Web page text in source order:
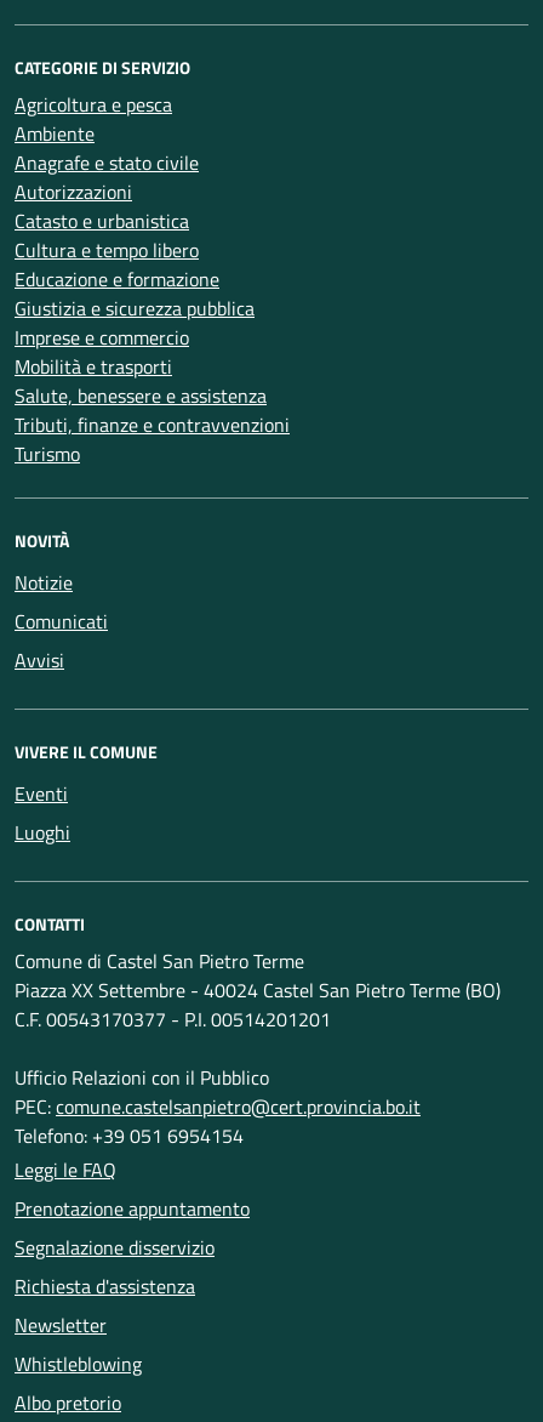
CATEGORIE DI SERVIZIO
Agricoltura e pesca
Ambiente
Anagrafe e stato civile
Autorizzazioni
Catasto e urbanistica
Cultura e tempo libero
Educazione e formazione
Giustizia e sicurezza pubblica
Imprese e commercio
Mobilità e trasporti
Salute, benessere e assistenza
Tributi, finanze e contravvenzioni
Turismo
NOVITÀ
Notizie
Comunicati
Avvisi
VIVERE IL COMUNE
Eventi
Luoghi
CONTATTI
Comune di Castel San Pietro Terme
Piazza XX Settembre - 40024 Castel San Pietro Terme (BO)
C.F. 00543170377 - P.I. 00514201201
Ufficio Relazioni con il Pubblico
PEC:comune.castelsanpietro@cert.provincia.bo.it
Telefono: +39 051 6954154
Leggi le FAQ
Prenotazione appuntamento
Segnalazione disservizio
Richiesta d'assistenza
Newsletter
Whistleblowing
Albo pretorio